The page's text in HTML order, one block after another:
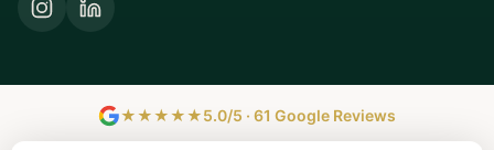
★★★★★5.0/5 · 61 Google Reviews